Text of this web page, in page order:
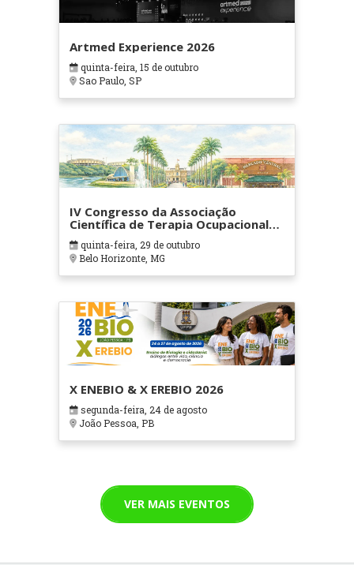
Artmed Experience 2026
quinta-feira, 15 de outubro
Sao Paulo, SP
IV Congresso da Associação
Científica de Terapia Ocupacional
em Contextos Hospitalares e
Cuidados Paliativos - ATOHOSP
quinta-feira, 29 de outubro
Belo Horizonte, MG
X ENEBIO & X EREBIO 2026
segunda-feira, 24 de agosto
João Pessoa, PB
VER MAIS EVENTOS